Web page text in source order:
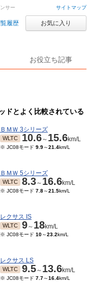
サイトマップ
履歴 お気に入り
お役立ち記事
サー
ドとよく比較されている
ＢＭＷ 3シリーズ
WLTC 10.6～ 15.6km/L
※ JC08モード 9.9～21.4km/L
ＢＭＷ 5シリーズ
WLTC 8.3～ 16.6km/L
※ JC08モード 7.8～21.5km/L
レクサス IS
WLTC 9～ 18km/L
※ JC08モード 10～23.2km/L
レクサス LS
WLTC 9.5～ 13.6km/L
※ JC08モード 7.7～16.4km/L